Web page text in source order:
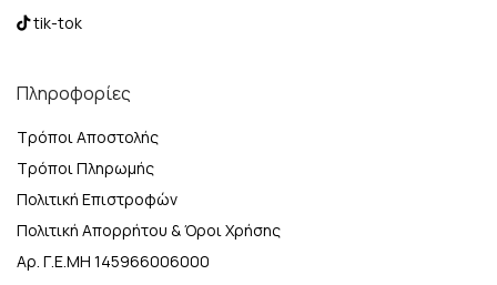
tik-tok
Πληροφορίες
Τρόποι Αποστολής
Τρόποι Πληρωμής
Πολιτική Επιστροφών
Πολιτική Απορρήτου & Όροι Χρήσης
Αρ. Γ.Ε.ΜΗ 145966006000